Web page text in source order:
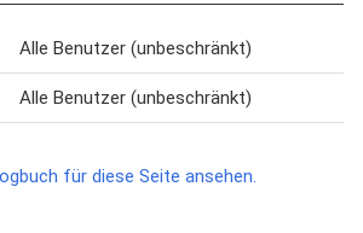
Alle Benutzer (unbeschränkt)
Alle Benutzer (unbeschränkt)
für diese Seite ansehen.